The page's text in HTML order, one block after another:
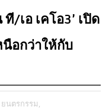
/เอ เคโอ3’ เปิด
อกว่าให้กับ
ยนตรกรรม,